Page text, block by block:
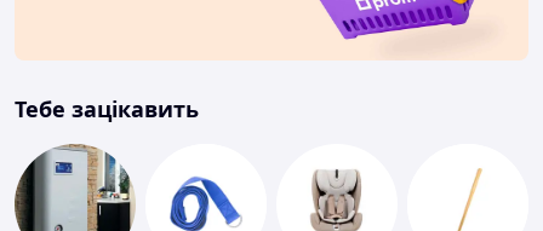
Тебе зацікавить